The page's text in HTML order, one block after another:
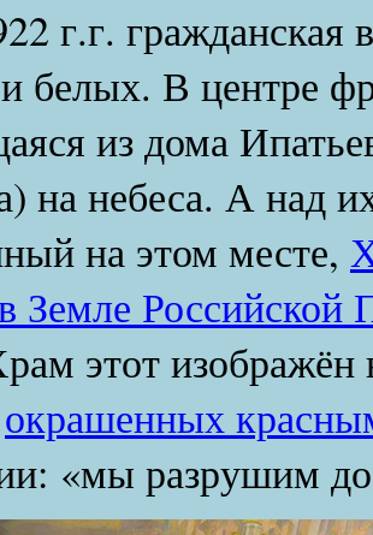
г.г. гражданская
белых. В центре
из дома
на небеса. А над
на этом месте,
Земле Российской
этот
окрашенных
«мы разрушим